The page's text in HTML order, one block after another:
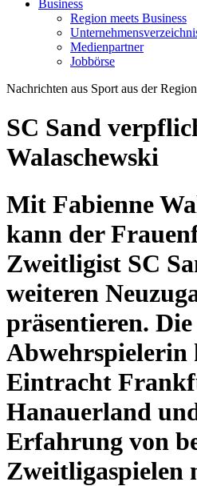
Business
Region meets Business
Medienpartner
Jobbörse
Nachrichten aus Sport aus der
SC Sand
Walaschewski
Mit Fabienne
kann der
Zweitligist SC
weiteren
präsentieren.
Abwehrspielerin
Eintracht
Hanauerland
Erfahrung von
Zweitligaspielen